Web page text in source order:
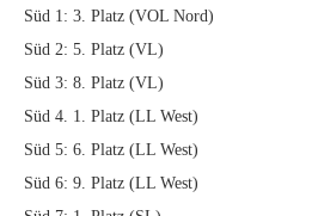
Süd 1: 3. Platz (VOL Nord)
Süd 2: 5. Platz (VL)
Süd 3: 8. Platz (VL)
Süd 4. 1. Platz (LL West)
Süd 5: 6. Platz (LL West)
Süd 6: 9. Platz (LL West)